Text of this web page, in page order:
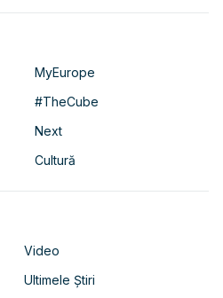
MyEurope
#TheCube
Next
Cultură
Video
Ultimele Știri